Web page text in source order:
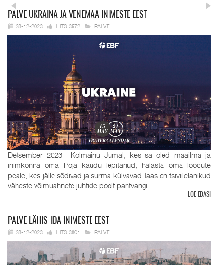
PALVE UKRAINA JA VENEMAA INIMESTE EEST
28-12-2023 HITS:3572 PALVE
Detsember 2023 Kolmainu Jumal, kes sa oled maailma ja
inimkonna oma Poja kaudu lepitanud, halasta oma loodute
peale, kes jälle sõdivad ja surma külvavad.Taas on tsiviilelanikud
väheste võimuahnete juhtide poolt pantvangi...
LOE EDASI
PALVE LÄHIS-IDA INIMESTE EEST
28-12-2023 HITS:3801 PALVE